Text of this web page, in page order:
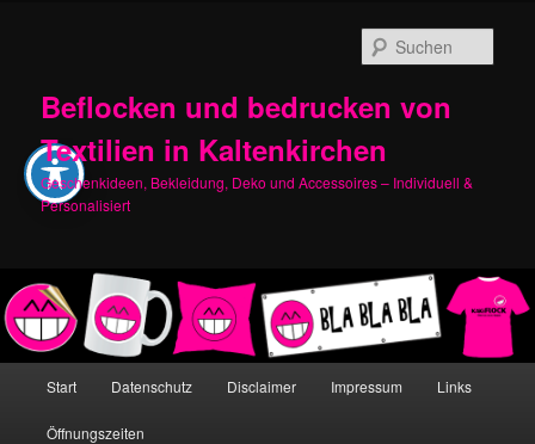
Beflocken und bedrucken von
Textilien in Kaltenkirchen
Geschenkideen, Bekleidung, Deko und Accessoires – Individuell &
Personalisiert
Start Datenschutz Disclaimer Impressum Links
Öffnungszeiten